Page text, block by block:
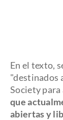
En el texto,
"destinados
Society para
que
abiertas y